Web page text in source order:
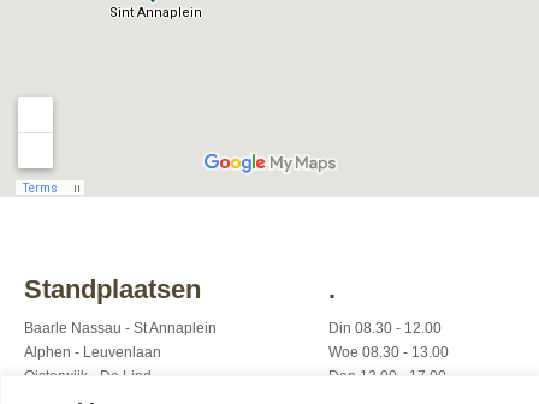
Standplaatsen
Baarle Nassau - St Annaplein
Alphen - Leuvenlaan
Oisterwijk - De Lind
.
Din 08.30 - 12.00
Woe 08.30 - 13.00
Don 13.00 - 17.00